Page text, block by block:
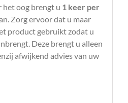
het oog brengt u 1 keer per
Zorg ervoor dat u maar
product gebruikt zodat u
Deze brengt u alleen
afwijkend advies van uw